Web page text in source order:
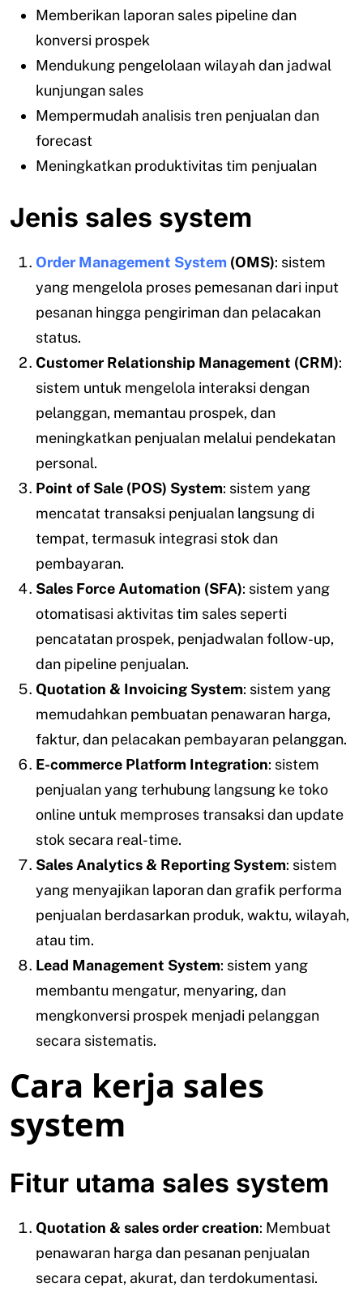
Memberikan laporan sales pipeline dan
konversi prospek
Mendukung pengelolaan wilayah dan jadwal
kunjungan sales
Mempermudah analisis tren penjualan dan
forecast
Meningkatkan produktivitas tim penjualan
Jenis sales system
Order Management System (OMS): sistem
yang mengelola proses pemesanan dari input
pesanan hingga pengiriman dan pelacakan
status.
Customer Relationship Management (CRM):
sistem untuk mengelola interaksi dengan
pelanggan, memantau prospek, dan
meningkatkan penjualan melalui pendekatan
personal.
Point of Sale (POS) System: sistem yang
mencatat transaksi penjualan langsung di
tempat, termasuk integrasi stok dan
pembayaran.
Sales Force Automation (SFA): sistem yang
otomatisasi aktivitas tim sales seperti
pencatatan prospek, penjadwalan follow-up,
dan pipeline penjualan.
Quotation & Invoicing System: sistem yang
memudahkan pembuatan penawaran harga,
faktur, dan pelacakan pembayaran pelanggan.
E-commerce Platform Integration: sistem
penjualan yang terhubung langsung ke toko
online untuk memproses transaksi dan update
stok secara real-time.
Sales Analytics & Reporting System: sistem
yang menyajikan laporan dan grafik performa
penjualan berdasarkan produk, waktu, wilayah,
atau tim.
Lead Management System: sistem yang
membantu mengatur, menyaring, dan
mengkonversi prospek menjadi pelanggan
secara sistematis.
Cara kerja sales
system
Fitur utama sales system
Quotation & sales order creation: Membuat
penawaran harga dan pesanan penjualan
secara cepat, akurat, dan terdokumentasi.